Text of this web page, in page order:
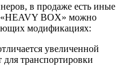
в продаже есть иные
«HEAVY BOX» можно
модификациях:
увеличенной
транспортировки